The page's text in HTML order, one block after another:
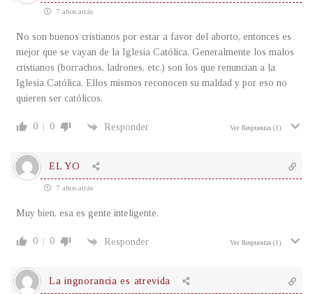
7 años atrás
No son buenos cristianos por estar a favor del aborto, entonces es
mejor que se vayan de la Iglesia Católica. Generalmente los malos
cristianos (borrachos, ladrones, etc.) son los que renuncian a la
Iglesia Católica. Ellos mismos reconocen su maldad y por eso no
quieren ser católicos.
0 0 Responder Ver Respuestas (1)
EL YO
7 años atrás
Muy bien, esa es gente inteligente.
0 0 Responder Ver Respuestas (1)
La ingnorancia es atrevida